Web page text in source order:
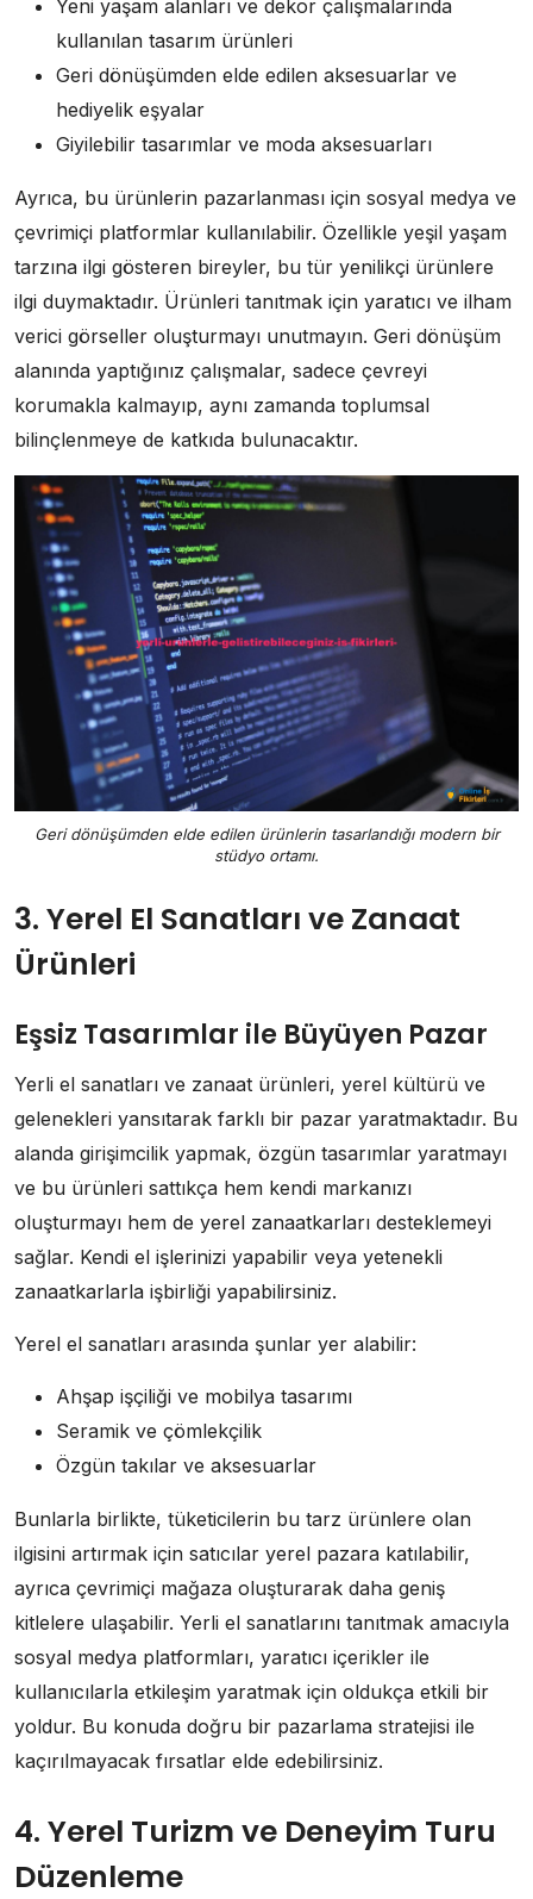
Yeni yaşam alanları ve dekor çalışmalarında
kullanılan tasarım ürünleri
Geri dönüşümden elde edilen aksesuarlar ve
hediyelik eşyalar
Giyilebilir tasarımlar ve moda aksesuarları
Ayrıca, bu ürünlerin pazarlanması için sosyal medya ve
çevrimiçi platformlar kullanılabilir. Özellikle yeşil yaşam
tarzına ilgi gösteren bireyler, bu tür yenilikçi ürünlere
ilgi duymaktadır. Ürünleri tanıtmak için yaratıcı ve ilham
verici görseller oluşturmayı unutmayın. Geri dönüşüm
alanında yaptığınız çalışmalar, sadece çevreyi
korumakla kalmayıp, aynı zamanda toplumsal
bilinçlenmeye de katkıda bulunacaktır.
Geri dönüşümden elde edilen ürünlerin tasarlandığı modern bir
stüdyo ortamı.
3. Yerel El Sanatları ve Zanaat
Ürünleri
Eşsiz Tasarımlar ile Büyüyen Pazar
Yerli el sanatları ve zanaat ürünleri, yerel kültürü ve
gelenekleri yansıtarak farklı bir pazar yaratmaktadır. Bu
alanda girişimcilik yapmak, özgün tasarımlar yaratmayı
ve bu ürünleri sattıkça hem kendi markanızı
oluşturmayı hem de yerel zanaatkarları desteklemeyi
sağlar. Kendi el işlerinizi yapabilir veya yetenekli
zanaatkarlarla işbirliği yapabilirsiniz.
Yerel el sanatları arasında şunlar yer alabilir:
Ahşap işçiliği ve mobilya tasarımı
Seramik ve çömlekçilik
Özgün takılar ve aksesuarlar
Bunlarla birlikte, tüketicilerin bu tarz ürünlere olan
ilgisini artırmak için satıcılar yerel pazara katılabilir,
ayrıca çevrimiçi mağaza oluşturarak daha geniş
kitlelere ulaşabilir. Yerli el sanatlarını tanıtmak amacıyla
sosyal medya platformları, yaratıcı içerikler ile
kullanıcılarla etkileşim yaratmak için oldukça etkili bir
yoldur. Bu konuda doğru bir pazarlama stratejisi ile
kaçırılmayacak fırsatlar elde edebilirsiniz.
4. Yerel Turizm ve Deneyim Turu
Düzenleme